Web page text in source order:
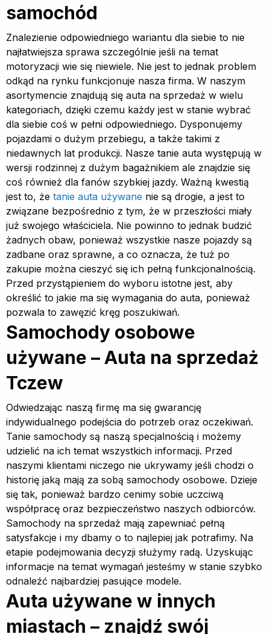
samochód
Znalezienie odpowiedniego wariantu dla siebie to nie
najłatwiejsza sprawa szczególnie jeśli na temat
motoryzacji wie się niewiele. Nie jest to jednak problem
odkąd na rynku funkcjonuje nasza firma. W naszym
asortymencie znajdują się auta na sprzedaż w wielu
kategoriach, dzięki czemu każdy jest w stanie wybrać
dla siebie coś w pełni odpowiedniego. Dysponujemy
pojazdami o dużym przebiegu, a także takimi z
niedawnych lat produkcji. Nasze tanie auta występują w
wersji rodzinnej z dużym bagażnikiem ale znajdzie się
coś również dla fanów szybkiej jazdy. Ważną kwestią
jest to, że tanie auta używane nie są drogie, a jest to
związane bezpośrednio z tym, że w przeszłości miały
już swojego właściciela. Nie powinno to jednak budzić
żadnych obaw, ponieważ wszystkie nasze pojazdy są
zadbane oraz sprawne, a co oznacza, że tuż po
zakupie można cieszyć się ich pełną funkcjonalnością.
Przed przystąpieniem do wyboru istotne jest, aby
określić to jakie ma się wymagania do auta, ponieważ
pozwala to zawęzić kręg poszukiwań.
Samochody osobowe
używane – Auta na sprzedaż
Tczew
Odwiedzając naszą firmę ma się gwarancję
indywidualnego podejścia do potrzeb oraz oczekiwań.
Tanie samochody są naszą specjalnością i możemy
udzielić na ich temat wszystkich informacji. Przed
naszymi klientami niczego nie ukrywamy jeśli chodzi o
historię jaką mają za sobą samochody osobowe. Dzieje
się tak, ponieważ bardzo cenimy sobie uczciwą
współpracę oraz bezpieczeństwo naszych odbiorców.
Samochody na sprzedaż mają zapewniać pełną
satysfakcje i my dbamy o to najlepiej jak potrafimy. Na
etapie podejmowania decyzji służymy radą. Uzyskując
informacje na temat wymagań jesteśmy w stanie szybko
odnaleźć najbardziej pasujące modele.
Auta używane w innych
miastach – znajdź swój